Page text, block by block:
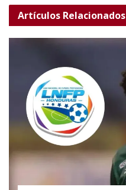
Artículos Relacionados